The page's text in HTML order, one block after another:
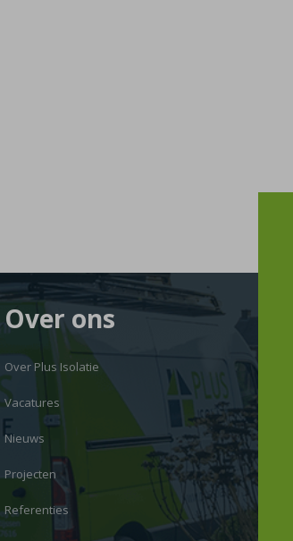
Over ons
Over Plus Isolatie
Vacatures
Nieuws
Projecten
Referenties